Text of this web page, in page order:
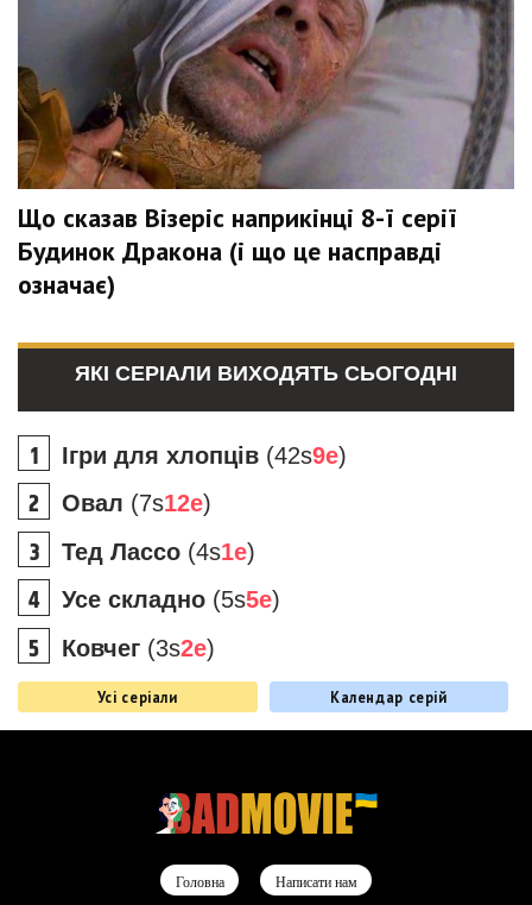
Що сказав Візеріс наприкінці 8-ї серії
Будинок Дракона (і що це насправді
означає)
ЯКІ СЕРІАЛИ ВИХОДЯТЬ СЬОГОДНІ
Ігри для хлопців (42s9e)
Овал (7s12e)
Тед Лассо (4s1e)
Усе складно (5s5e)
Ковчег (3s2e)
Усі серіали Календар серій
Головна Написати нам